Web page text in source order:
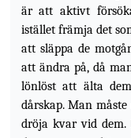
är att aktivt
istället främja det
att släppa de
att ändra på, då
lönlöst att älta
dårskap. Man
dröja kvar vid dem.